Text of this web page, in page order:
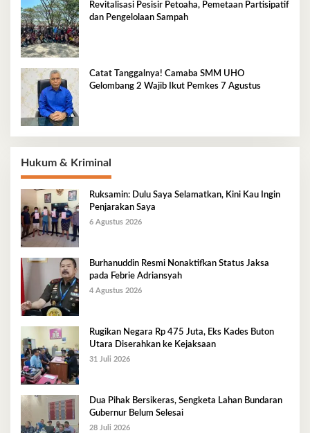
Revitalisasi Pesisir Petoaha, Pemetaan Partisipatif
dan Pengelolaan Sampah
Catat Tanggalnya! Camaba SMM UHO
Gelombang 2 Wajib Ikut Pemkes 7 Agustus
Hukum & Kriminal
Ruksamin: Dulu Saya Selamatkan, Kini Kau Ingin
Penjarakan Saya
6 Agustus 2026
Burhanuddin Resmi Nonaktifkan Status Jaksa
pada Febrie Adriansyah
4 Agustus 2026
Rugikan Negara Rp 475 Juta, Eks Kades Buton
Utara Diserahkan ke Kejaksaan
31 Juli 2026
Dua Pihak Bersikeras, Sengketa Lahan Bundaran
Gubernur Belum Selesai
28 Juli 2026